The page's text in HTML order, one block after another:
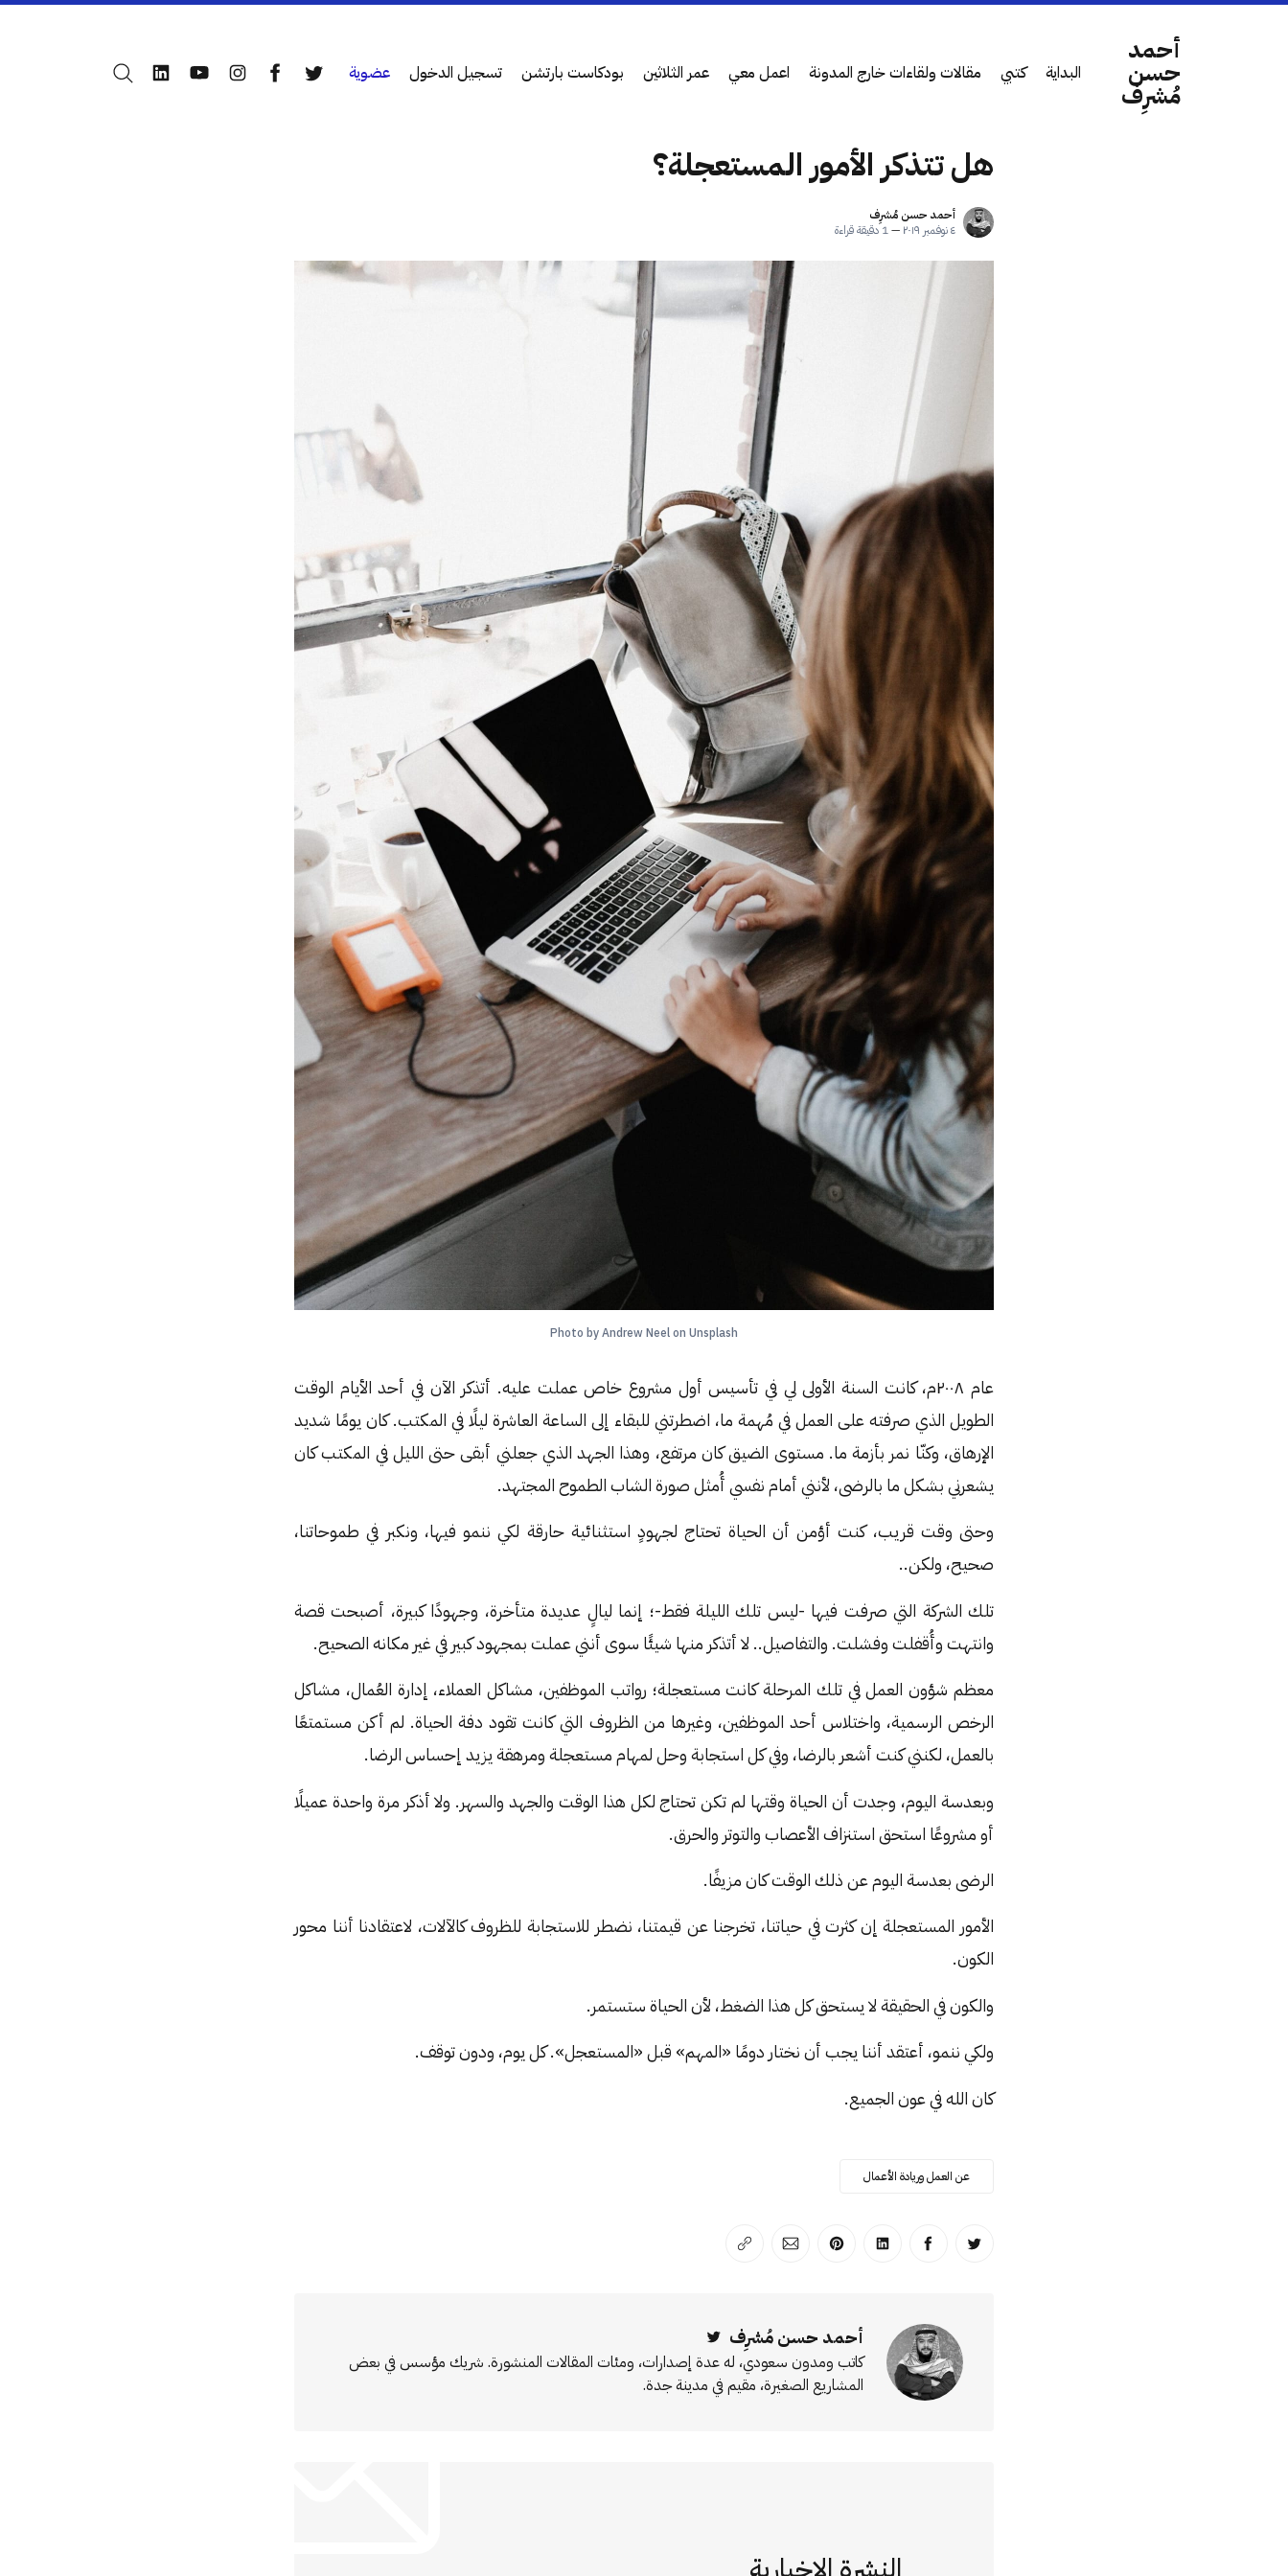
أحمد
حسن
مُشرِف
البداية كتبي مقالات ولقاءات خارج المدونة اعمل معي عمر الثلاثين بودكاست بارتشن تسجيل الدخول عضوية
هل تتذكر الأمور المستعجلة؟
أحمد حسن مُشرِف
٤ نوفمبر ٢٠١٩
—1 دقيقة قراءة
Photo by Andrew Neel on Unsplash
عام ٢٠٠٨م، كانت السنة الأولى لي في تأسيس أول مشروع خاص عملت عليه. أتذكر الآن في أحد الأيام الوقت
الطويل الذي صرفته على العمل في مُهمة ما، اضطرتني للبقاء إلى الساعة العاشرة ليلًا في المكتب. كان يومًا شديد
الإرهاق، وكنّا نمر بأزمة ما. مستوى الضيق كان مرتفع، وهذا الجهد الذي جعلني أبقى حتى الليل في المكتب كان
يشعرني بشكل ما بالرضى، لأنني أمام نفسي أُمثل صورة الشاب الطموح المجتهد.
وحتى وقت قريب، كنت أؤمن أن الحياة تحتاج لجهودٍ استثنائية حارقة لكي ننمو فيها، ونكبر في طموحاتنا،
صحيح، ولكن..
تلك الشركة التي صرفت فيها -ليس تلك الليلة فقط-؛ إنما ليالٍ عديدة متأخرة، وجهودًا كبيرة، أصبحت قصة
وانتهت وأُقفلت وفشلت. والتفاصيل.. لا أتذكر منها شيئًا سوى أنني عملت بمجهود كبير في غير مكانه الصحيح.
معظم شؤون العمل في تلك المرحلة كانت مستعجلة؛ رواتب الموظفين، مشاكل العملاء، إدارة العُمال، مشاكل
الرخص الرسمية، واختلاس أحد الموظفين، وغيرها من الظروف التي كانت تقود دفة الحياة. لم أكن مستمتعًا
بالعمل، لكنني كنت أشعر بالرضا، وفي كل استجابة وحل لمهام مستعجلة ومرهقة يزيد إحساس الرضا.
وبعدسة اليوم، وجدت أن الحياة وقتها لم تكن تحتاج لكل هذا الوقت والجهد والسهر. ولا أذكر مرة واحدة عميلًا
أو مشروعًا استحق استنزاف الأعصاب والتوتر والحرق.
الرضى بعدسة اليوم عن ذلك الوقت كان مزيفًا.
الأمور المستعجلة إن كثرت في حياتنا، تخرجنا عن قيمتنا، نضطر للاستجابة للظروف كالآلات، لاعتقادنا أننا محور
الكون.
والكون في الحقيقة لا يستحق كل هذا الضغط، لأن الحياة ستستمر.
ولكي ننمو، أعتقد أننا يجب أن نختار دومًا «المهم» قبل «المستعجل». كل يوم، ودون توقف.
كان الله في عون الجميع.
عن العمل وريادة الأعمال
انشر على تويترانشر على الفيسبوك
انشر على لينكد إن
انشر على بينترست
انشر على الإيميل
انسخ الرابط
أحمد حسن مُشرِف
كاتب ومدون سعودي، له عدة إصدارات، ومئات المقالات المنشورة. شريك مؤسس في بعض
المشاريع الصغيرة، مقيم في مدينة جدة.